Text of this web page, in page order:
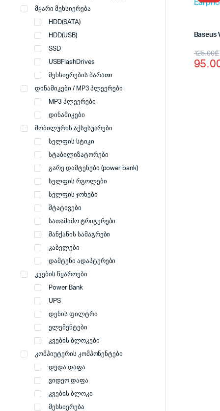
125.00₾
price
price
მყარი მეხსიერება
HDD(SATA)
HDD(USB)
SSD
USBFlashDrives
მეხსიერების ბარათი
დინამიკები / MP3 პლეერები
MP3 პლეერები
დინამიკები
მობილურის აქსესუარები
სელფის სტიკი
სტაბილიზატორები
გარე დამტენები (power bank)
სელფის რგოლები
სელფის ჯოხები
შტატივები
სათამაშო ტრიგერები
მანქანის სამაგრები
კაბელები
დამტენი ადაპტერები
კვების წყაროები
Power Bank
UPS
დენის ფილტრი
ელემენტები
კვების ბლოკები
კომპიუტერის კომპონენტები
დედა დაფა
ვიდეო დაფა
კვების ბლოკი
მეხსიერება